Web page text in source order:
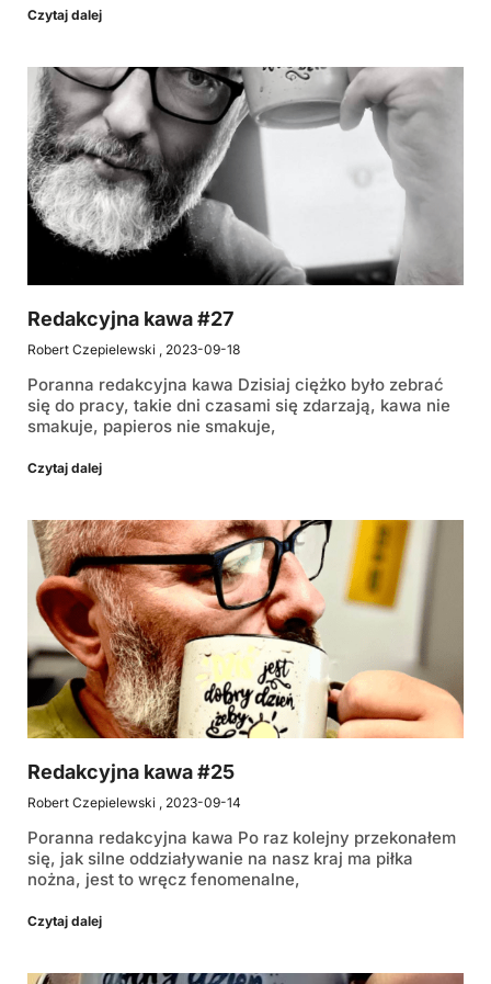
Czytaj dalej
Redakcyjna kawa #27
Robert Czepielewski 2023-09-18
Poranna redakcyjna kawa Dzisiaj ciężko było zebrać
się do pracy, takie dni czasami się zdarzają, kawa nie
smakuje, papieros nie smakuje,
Czytaj dalej
Redakcyjna kawa #25
Robert Czepielewski 2023-09-14
Poranna redakcyjna kawa Po raz kolejny przekonałem
się, jak silne oddziaływanie na nasz kraj ma piłka
nożna, jest to wręcz fenomenalne,
Czytaj dalej